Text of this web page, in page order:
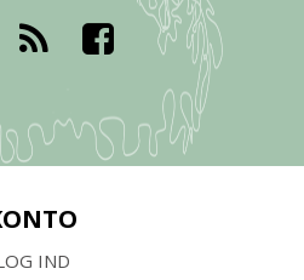
IND